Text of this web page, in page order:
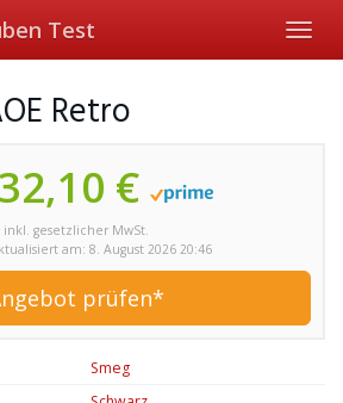
Test
Retro
€
inkl. gesetzlicher MwSt.
am: 8. August 2026 20:46
prüfen*
Smeg